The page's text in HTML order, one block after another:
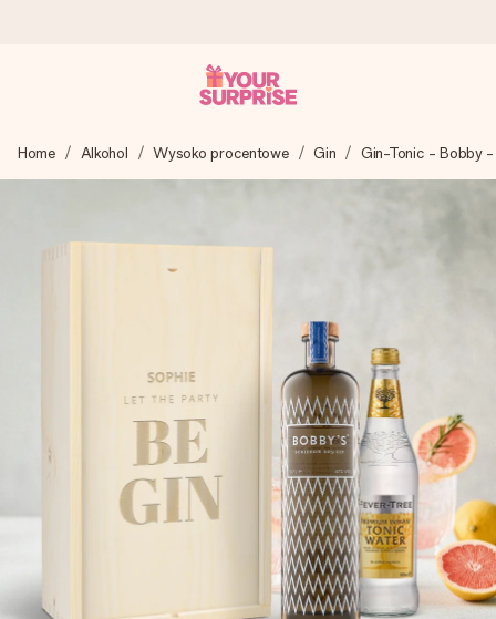
Tworzymy Twój prezent z troską i wysyłamy go w mgnieniu
oka – dzięki czemu możesz go dać dokładnie we
Nasze prezenty inspirują. Klienci oceniają nas na 4,7 w
Darmowy bilecik z życzeniami
Stwórz coś wyjątkowego w zaledwie kilku krokach – z jej
imieniem, swoim zdjęciem lub wiadomością, która naprawdę
poruszy serce. Bez problemu, po prostu ogrom miłości na
Home Alkohol Wysoko procentowe Gin Gin-Tonic - Bobby